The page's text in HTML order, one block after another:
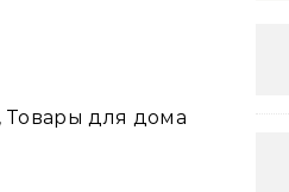
Товары для дома